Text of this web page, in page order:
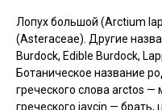
Лопух большой (Arctium
(Asteraceae). Другие
Burdock, Edible Burdock,
Ботаническое название
греческого слова arctos
греческого iavcin — брать,